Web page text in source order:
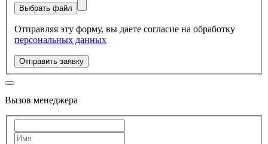
Выбрать файл
Отправляя эту форму, вы даете согласие на обработку
персональных данных
Отправить заявку
Вызов менеджера